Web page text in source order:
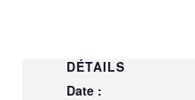
DÉTAILS
Date :